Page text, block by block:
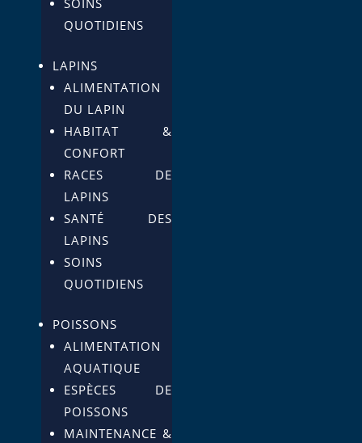
SOINS
QUOTIDIENS
LAPINS
ALIMENTATION
DU LAPIN
HABITAT &
CONFORT
RACES DE
LAPINS
SANTÉ DES
LAPINS
SOINS
QUOTIDIENS
POISSONS
ALIMENTATION
AQUATIQUE
ESPÈCES DE
POISSONS
MAINTENANCE &